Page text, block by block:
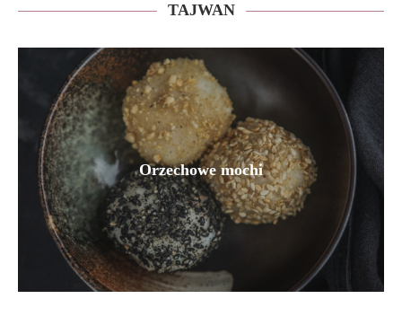
TAJWAN
Orzechowe mochi